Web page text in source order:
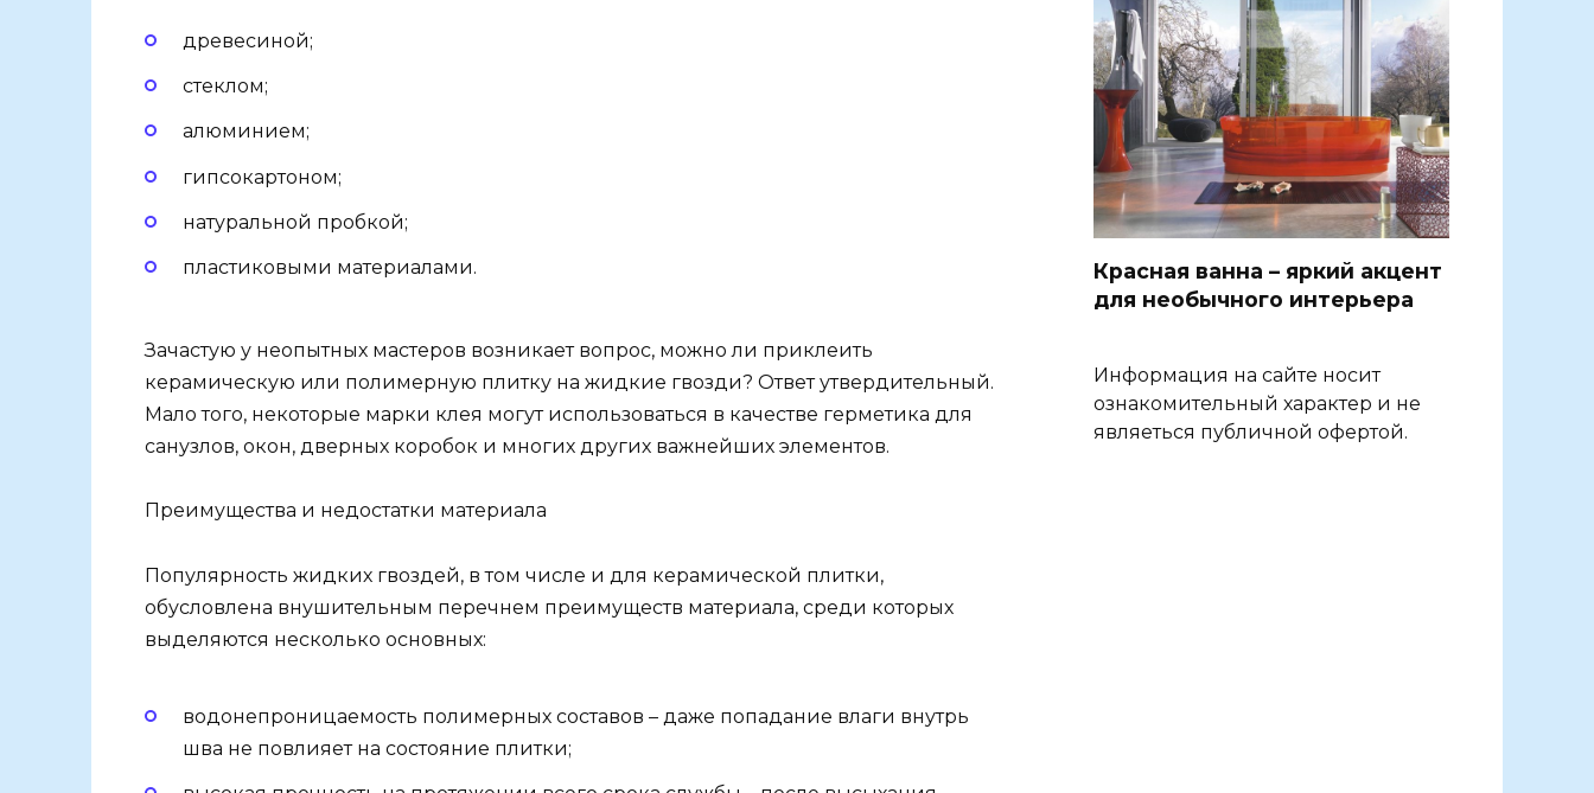
древесиной;
стеклом;
алюминием;
гипсокартоном;
натуральной пробкой;
пластиковыми материалами.
Зачастую у неопытных мастеров возникает вопрос, можно ли приклеить
керамическую или полимерную плитку на жидкие гвозди? Ответ утвердительный.
Мало того, некоторые марки клея могут использоваться в качестве герметика для
санузлов, окон, дверных коробок и многих других важнейших элементов.
Преимущества и недостатки материала
Популярность жидких гвоздей, в том числе и для керамической плитки,
обусловлена внушительным перечнем преимуществ материала, среди которых
выделяются несколько основных:
водонепроницаемость полимерных составов – даже попадание влаги внутрь
шва не повлияет на состояние плитки;
Красная ванна – яркий акцент
для необычного интерьера
Информация на сайте носит
ознакомительный характер и не
являеться публичной офертой.